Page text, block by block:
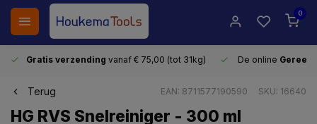
0
Gratis verzending vanaf € 75,00 (tot 31kg) De online
Terug EAN: 8711577190590 SKU: 16640
HG RVS Snelreiniger - 300 ml